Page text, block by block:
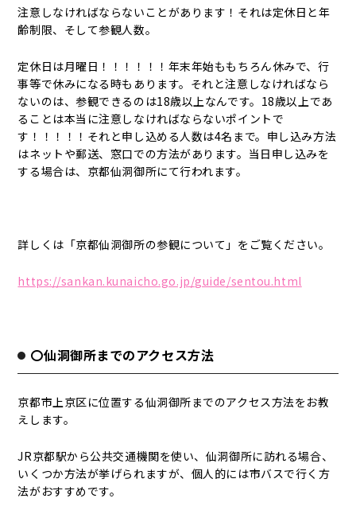
注意しなければならないことがあります！それは定休日と年
齢制限、そして参観人数。
定休日は月曜日！！！！！！年末年始ももちろん休みで、行
事等で休みになる時もあります。それと注意しなければなら
ないのは、参観できるのは18歳以上なんです。18歳以上であ
ることは本当に注意しなければならないポイントで
す！！！！！それと申し込める人数は4名まで。申し込み方法
はネットや郵送、窓口での方法があります。当日申し込みを
する場合は、京都仙洞御所にて行われます。
詳しくは「京都仙洞御所の参観について」をご覧ください。
https://sankan.kunaicho.go.jp/guide/sentou.html
〇仙洞御所までのアクセス方法
京都市上京区に位置する仙洞御所までのアクセス方法をお教
えします。
JR京都駅から公共交通機関を使い、仙洞御所に訪れる場合、
いくつか方法が挙げられますが、個人的には市バスで行く方
法がおすすめです。